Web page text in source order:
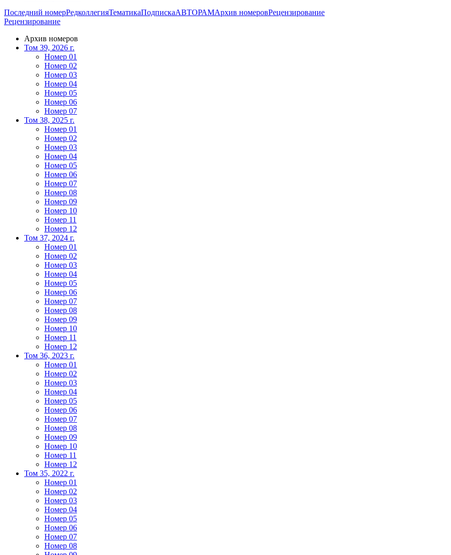
Последний номерРедколлегияТематикаПодпискаАВТОРАМАрхив номеровРецензирование
Рецензирование
Архив номеров
Том 39, 2026 г.
Номер 01
Номер 02
Номер 03
Номер 04
Номер 05
Номер 06
Номер 07
Том 38, 2025 г.
Номер 01
Номер 02
Номер 03
Номер 04
Номер 05
Номер 06
Номер 07
Номер 08
Номер 09
Номер 10
Номер 11
Номер 12
Том 37, 2024 г.
Номер 01
Номер 02
Номер 03
Номер 04
Номер 05
Номер 06
Номер 07
Номер 08
Номер 09
Номер 10
Номер 11
Номер 12
Том 36, 2023 г.
Номер 01
Номер 02
Номер 03
Номер 04
Номер 05
Номер 06
Номер 07
Номер 08
Номер 09
Номер 10
Номер 11
Номер 12
Том 35, 2022 г.
Номер 01
Номер 02
Номер 03
Номер 04
Номер 05
Номер 06
Номер 07
Номер 08